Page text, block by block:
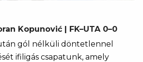
Kopunović | FK–UTA 0–0
gól nélküli döntetlennel
ifiligás csapatunk, amely